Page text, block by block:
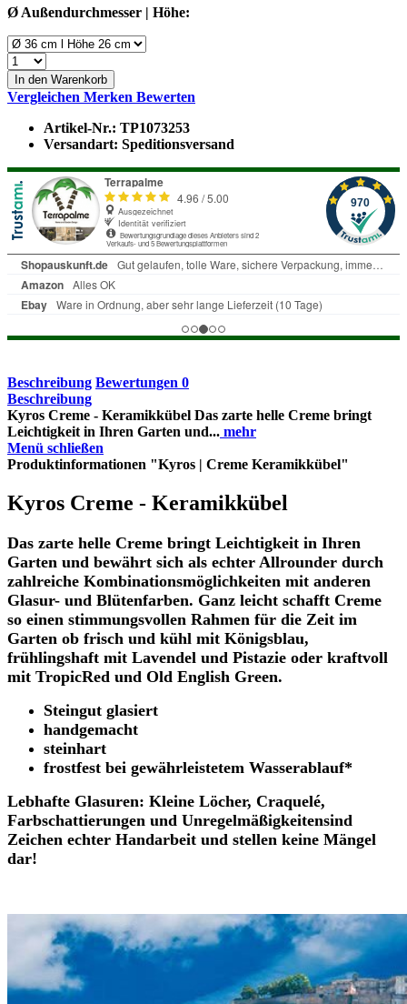
Ø Außendurchmesser | Höhe:
In den Warenkorb
Vergleichen Merken Bewerten
Artikel-Nr.: TP1073253
Versandart: Speditionsversand
Beschreibung Bewertungen 0
Beschreibung
Kyros Creme - Keramikkübel Das zarte helle Creme bringt
Leichtigkeit in Ihren Garten und... mehr
Menü schließen
Produktinformationen "Kyros | Creme Keramikkübel"
Kyros Creme - Keramikkübel
Das zarte helle Creme bringt Leichtigkeit in Ihren
Garten und bewährt sich als echter Allrounder durch
zahlreiche Kombinationsmöglichkeiten mit anderen
Glasur- und Blütenfarben. Ganz leicht schafft Creme
so einen stimmungsvollen Rahmen für die Zeit im
Garten ob frisch und kühl mit Königsblau,
frühlingshaft mit Lavendel und Pistazie oder kraftvoll
mit TropicRed und Old English Green.
Steingut glasiert
handgemacht
steinhart
frostfest bei gewährleistetem Wasserablauf*
Lebhafte Glasuren: Kleine Löcher, Craquelé,
Farbschattierungen und Unregelmäßigkeitensind
Zeichen echter Handarbeit und stellen keine Mängel
dar!